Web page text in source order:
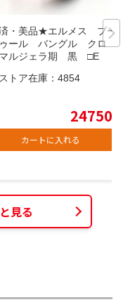
・美品★エルメス プー
ール バングル クロ
ルジェラ期 黒 □E
トア在庫： 4854
24750
カートに入れる
見る